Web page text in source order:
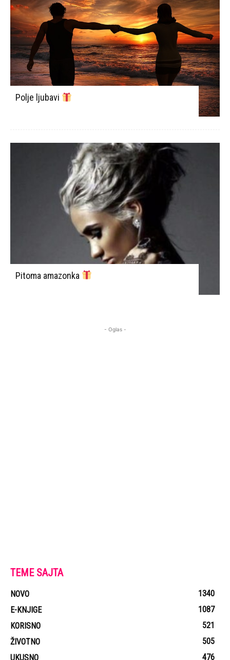
Polje ljubavi
Pitoma amazonka
- Oglas -
TEME SAJTA
NOVO
1340
E-KNJIGE
1087
KORISNO
521
ŽIVOTNO
505
UKUSNO
476